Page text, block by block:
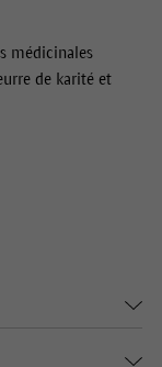
médicinales
de karité et